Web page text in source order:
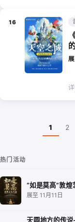
16
1 2
热门活动
“如是莫高”敦煌
展至 11月11日